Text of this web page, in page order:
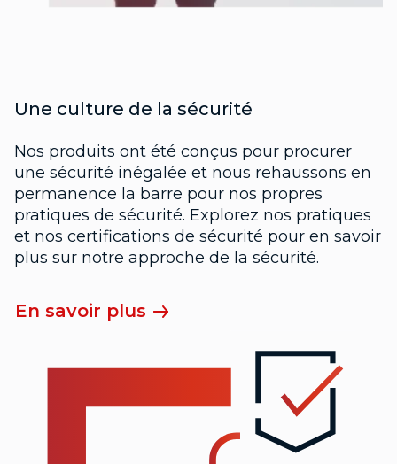
Une culture de la sécurité
Nos produits ont été conçus pour procurer
une sécurité inégalée et nous rehaussons en
permanence la barre pour nos propres
pratiques de sécurité. Explorez nos pratiques
et nos certifications de sécurité pour en savoir
plus sur notre approche de la sécurité.
En savoir plus